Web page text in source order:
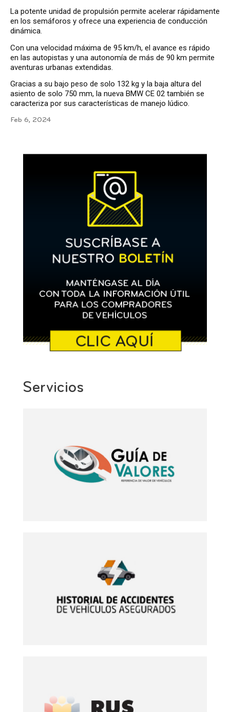
La potente unidad de propulsión permite acelerar rápidamente
en los semáforos y ofrece una experiencia de conducción
dinámica.
Con una velocidad máxima de 95 km/h, el avance es rápido
en las autopistas y una autonomía de más de 90 km permite
aventuras urbanas extendidas.
Gracias a su bajo peso de solo 132 kg y la baja altura del
asiento de solo 750 mm, la nueva BMW CE 02 también se
caracteriza por sus características de manejo lúdico.
Feb 6, 2024
Servicios